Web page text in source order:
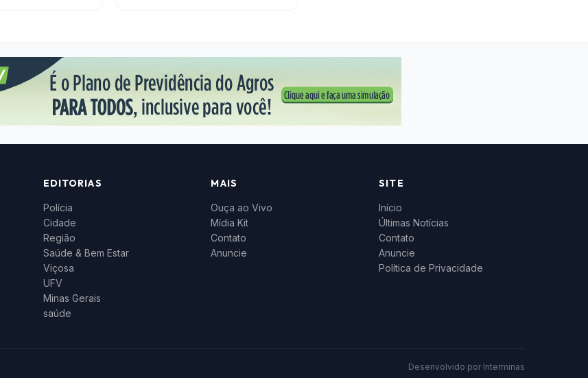
EDITORIAS
Polícia
Cidade
Região
Saúde & Bem Estar
Viçosa
UFV
Minas Gerais
saúde
MAIS
Ouça ao Vivo
Mídia Kit
Contato
Anuncie
SITE
Início
Últimas Notícias
Contato
Anuncie
Política de Privacidade
Desenvolvido por Interminas